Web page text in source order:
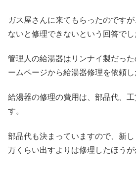
ガス屋さんに来てもらったのです
ないと修理できないという回答でし
管理人の給湯器はリンナイ製だっ
ームページから給湯器修理を依頼し
給湯器の修理の費用は、部品代、
す。
部品代も決まっていますので、新
万くらい出すよりは修理したほうが